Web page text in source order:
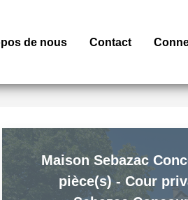
de nous Contact
Maison Sebazac
pièce(s) - Cour